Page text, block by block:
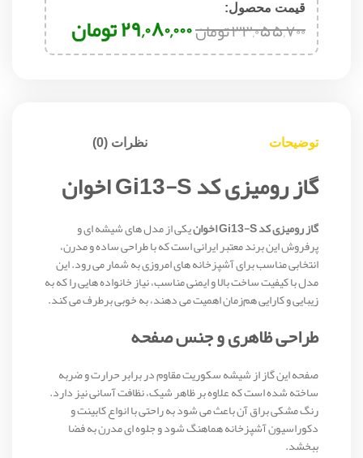
قیمت محصول:​
۳۳,۰۵۵,۷۰۰تومان۲۹,۰۸۰,۰۰۰تومان
توضیحات نظرات (0)
گاز رومیزی کد Gi13-S اخوان
گاز رومیزی کد Gi13-S اخوان یکی از مدل‌ های شیشه‌ ای و
پرفروش این برند معتبر ایرانی است که با طراحی ساده و مدرن،
انتخابی مناسب برای آشپزخانه‌ های امروزی به شمار می‌ رود. این
مدل با کیفیت ساخت بالا و ایمنی مناسب، نیاز خانواده‌ هایی را که به
زیبایی و کارایی هم‌زمان اهمیت می‌ دهند، به‌ خوبی برطرف می‌ کند.
طراحی ظاهری و جنس صفحه
صفحه این گاز از شیشه سکوریت مقاوم در برابر حرارت و ضربه
ساخته شده است که علاوه بر ظاهر شیک، نظافت آسانی نیز دارد.
رنگ مشکی براق آن باعث می‌ شود به‌ راحتی با انواع کابینت و
دکوراسیون آشپزخانه هماهنگ شود و جلوه‌ ای مدرن به فضا
ببخشد.